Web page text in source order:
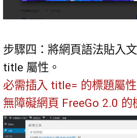
步驟四：將網頁語法貼入
title 屬性。
必需插入 title= 的標題屬
無障礙網頁 FreeGo 2.0 的